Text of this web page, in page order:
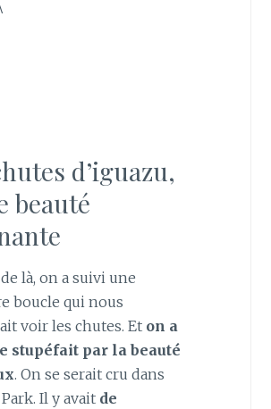
d’iguazu,
beauté
là, on a suivi une
boucle qui nous
voir les chutes. Et on a
stupéfait par la beauté
. On se serait cru dans
Il y avait de